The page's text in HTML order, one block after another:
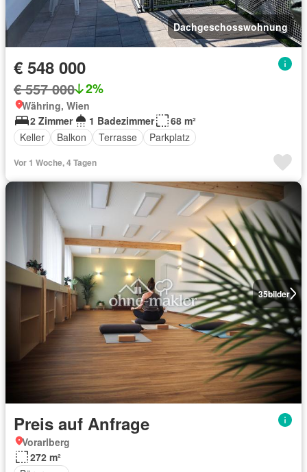
Dachgeschosswohnung
€ 548 000
€ 557 000 2%
Währing, Wien
2 Zimmer
1 Badezimmer
68 m²
Keller
Balkon Terrasse Parkplatz
Vor 1 Woche, 4 Tagen
35bilder
Preis auf Anfrage
Vorarlberg
272 m²